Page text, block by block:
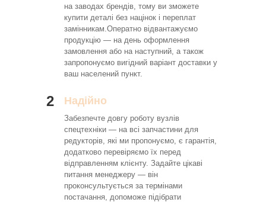
на заводах брендів, тому ви зможете
купити деталі без націнок і переплат
замінникам.Оператно відвантажуємо
продукцію — на день оформлення
замовлення або на наступний, а також
запропонуємо вигідний варіант доставки у
ваш населений пункт.
2 Надійно
Забезпечте довгу роботу вузлів
спецтехніки — на всі запчастини для
редукторів, які ми пропонуємо, є гарантія,
додатково перевіряємо їх перед
відправленням клієнту. Задайте цікаві
питання менеджеру — він
проконсультується за термінами
постачання, допоможе підібрати